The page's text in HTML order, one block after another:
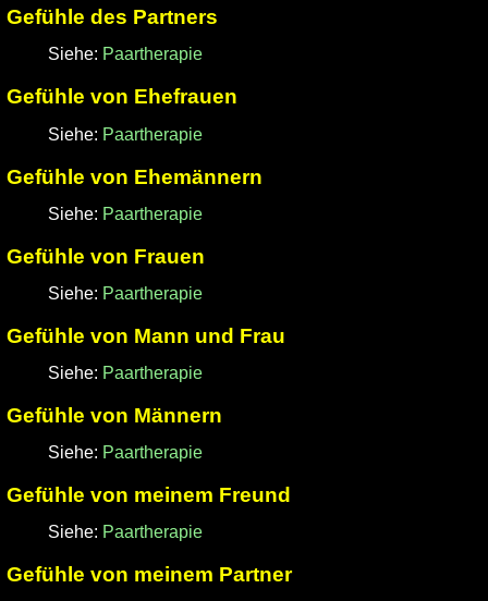
Gefühle des Partners
Siehe: Paartherapie
Gefühle von Ehefrauen
Siehe: Paartherapie
Gefühle von Ehemännern
Siehe: Paartherapie
Gefühle von Frauen
Siehe: Paartherapie
Gefühle von Mann und Frau
Siehe: Paartherapie
Gefühle von Männern
Siehe: Paartherapie
Gefühle von meinem Freund
Siehe: Paartherapie
Gefühle von meinem Partner